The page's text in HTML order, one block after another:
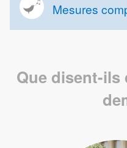
Mesures
Que disent-